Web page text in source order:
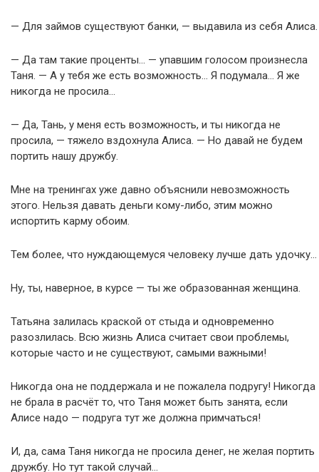
— Для займов существуют банки, — выдавила из себя Алиса.
— Да там такие проценты… — упавшим голосом произнесла
Таня. — А у тебя же есть возможность… Я подумала… Я же
никогда не просила…
— Да, Тань, у меня есть возможность, и ты никогда не
просила, — тяжело вздохнула Алиса. — Но давай не будем
портить нашу дружбу.
Мне на тренингах уже давно объяснили невозможность
этого. Нельзя давать деньги кому-либо, этим можно
испортить карму обоим.
Тем более, что нуждающемуся человеку лучше дать удочку…
Ну, ты, наверное, в курсе — ты же образованная женщина.
Татьяна залилась краской от стыда и одновременно
разозлилась. Всю жизнь Алиса считает свои проблемы,
которые часто и не существуют, самыми важными!
Никогда она не поддержала и не пожалела подругу! Никогда
не брала в расчёт то, что Таня может быть занята, если
Алисе надо — подруга тут же должна примчаться!
И, да, сама Таня никогда не просила денег, не желая портить
дружбу. Но тут такой случай…